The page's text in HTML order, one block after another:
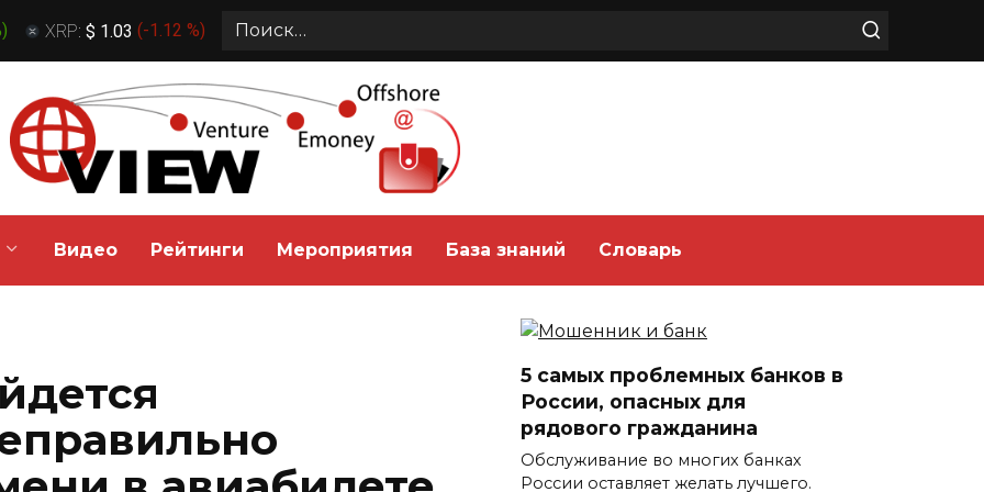
) XRP: $ 1.03 (-1.12 %)
Search
Видео Рейтинги Мероприятия База знаний Словарь
5 самых проблемных банков в
России, опасных для
рядового гражданина
Обслуживание во многих банках
России оставляет желать лучшего.